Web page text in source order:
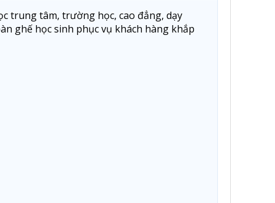
trung tâm, trường học, cao đẳng, dạy
ghế học sinh phục vụ khách hàng khắp